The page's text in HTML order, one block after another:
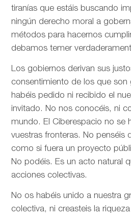
tiranías que estáis buscando
ningún derecho moral a
métodos para hacernos
debamos temer
Los gobiernos derivan sus
consentimiento de los que son
habéis pedido ni recibido el
invitado. No nos conocéis, ni
mundo. El Ciberespacio no se
vuestras fronteras. No penséis
como si fuera un proyecto
No podéis. Es un acto natural
acciones colectivas.
No os habéis unido a nuestra
colectiva, ni creasteis la